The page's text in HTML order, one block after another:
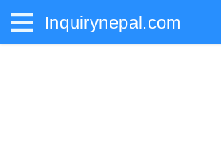
Inquirynepal.com